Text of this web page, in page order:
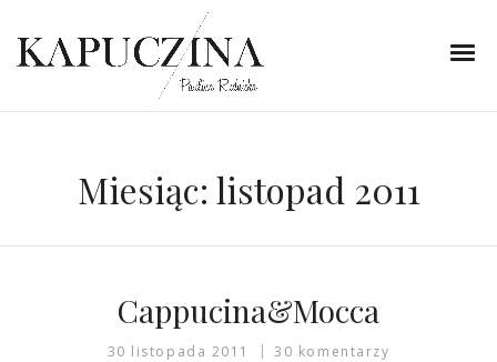
Miesiąc: listopad 2011
Cappucina&Mocca
30 listopada 2011 30 komentarzy